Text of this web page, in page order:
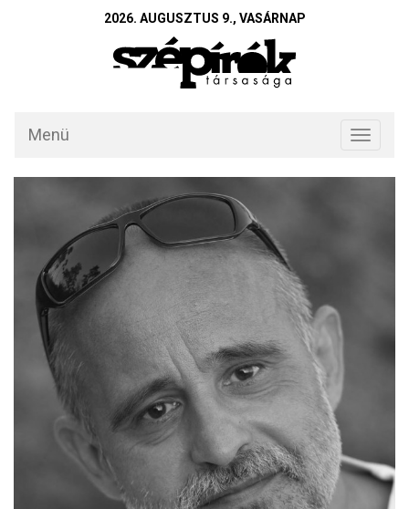
2026. AUGUSZTUS 9., VASÁRNAP
Toggle
Menü